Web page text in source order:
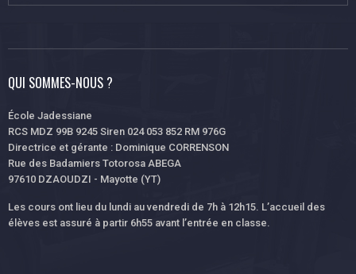
QUI SOMMES-NOUS ?
École Jadessiane
RCS MDZ 99B 9245 Siren 024 053 852 RM 976G
Directrice et gérante : Dominique CORRENSON
Rue des Badamiers Totorosa ABEGA
97610 DZAOUDZI - Mayotte (YT)
Les cours ont lieu du lundi au vendredi de 7h à 12h15. L’accueil des
élèves est assuré à partir 6h55 avant l’entrée en classe.